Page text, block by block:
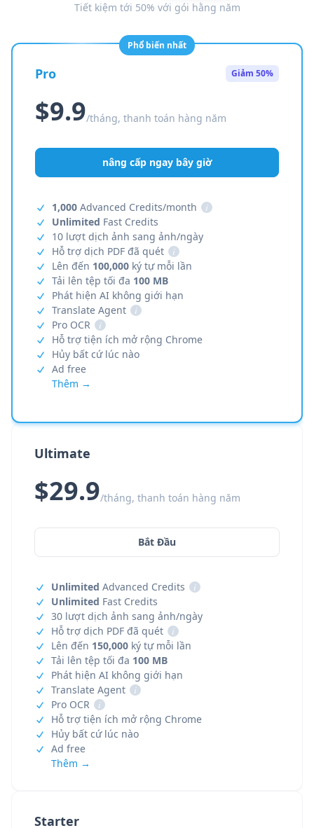
Tiết kiệm tới 50% với gói hằng năm
Starter
Phổ biến nhất
Pro Giảm 50%
$9.9/tháng, thanh toán hàng năm
nâng cấp ngay bây giờ
1,000 Advanced Credits/month
i
Unlimited Fast Credits
10 lượt dịch ảnh sang ảnh/ngày
Hỗ trợ dịch PDF đã quét
i
Lên đến 100,000 ký tự mỗi lần
Tải lên tệp tối đa 100 MB
Phát hiện AI không giới hạn
Translate Agent
i
Pro OCR
i
Hỗ trợ tiện ích mở rộng Chrome
Hủy bất cứ lúc nào
Ad free
Thêm →
Ultimate
$29.9/tháng, thanh toán hàng năm
Bắt Đầu
Unlimited Advanced Credits
i
Unlimited Fast Credits
30 lượt dịch ảnh sang ảnh/ngày
Hỗ trợ dịch PDF đã quét
i
Lên đến 150,000 ký tự mỗi lần
Tải lên tệp tối đa 100 MB
Phát hiện AI không giới hạn
Translate Agent
i
Pro OCR
i
Hỗ trợ tiện ích mở rộng Chrome
Hủy bất cứ lúc nào
Ad free
Thêm →